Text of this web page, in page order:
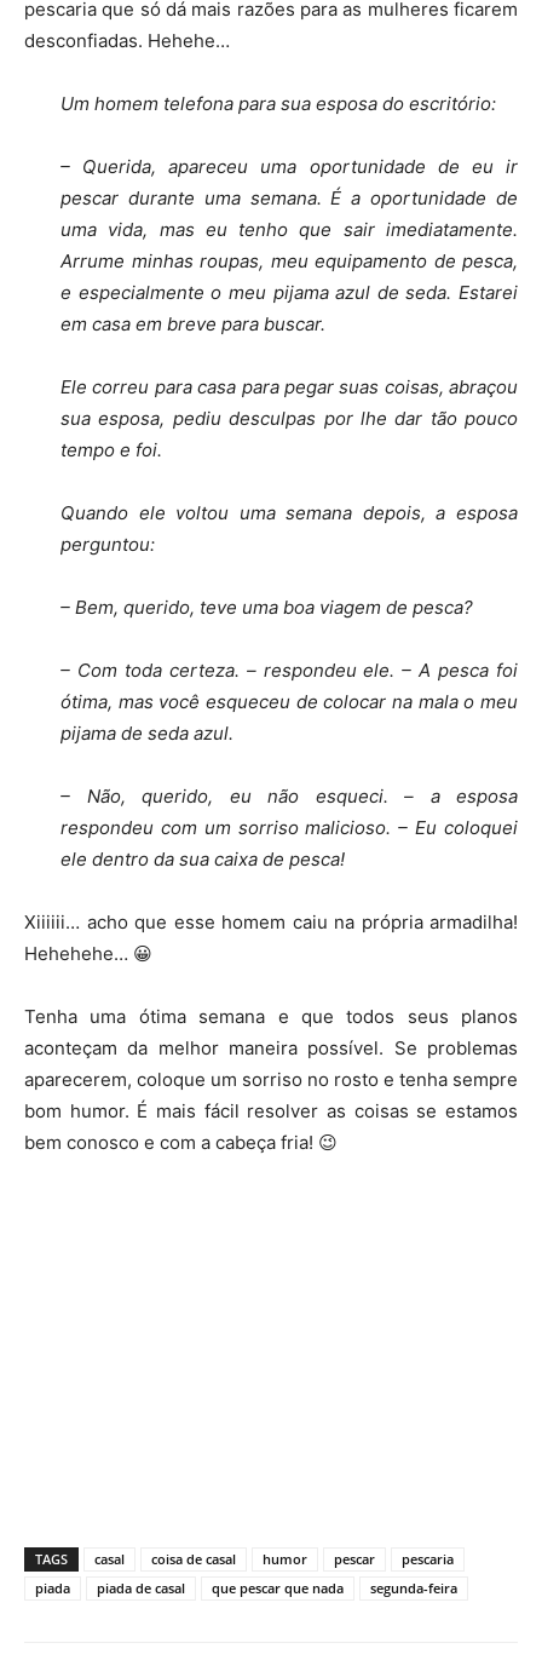
pescaria que só dá mais razões para as mulheres ficarem
desconfiadas. Hehehe…
Um homem telefona para sua esposa do escritório:
– Querida, apareceu uma oportunidade de eu ir
pescar durante uma semana. É a oportunidade de
uma vida, mas eu tenho que sair imediatamente.
Arrume minhas roupas, meu equipamento de pesca,
e especialmente o meu pijama azul de seda. Estarei
em casa em breve para buscar.
Ele correu para casa para pegar suas coisas, abraçou
sua esposa, pediu desculpas por lhe dar tão pouco
tempo e foi.
Quando ele voltou uma semana depois, a esposa
perguntou:
– Bem, querido, teve uma boa viagem de pesca?
– Com toda certeza. – respondeu ele. – A pesca foi
ótima, mas você esqueceu de colocar na mala o meu
pijama de seda azul.
– Não, querido, eu não esqueci. – a esposa
respondeu com um sorriso malicioso. – Eu coloquei
ele dentro da sua caixa de pesca!
Xiiiiii… acho que esse homem caiu na própria armadilha!
Hehehehe… 😀
Tenha uma ótima semana e que todos seus planos
aconteçam da melhor maneira possível. Se problemas
aparecerem, coloque um sorriso no rosto e tenha sempre
bom humor. É mais fácil resolver as coisas se estamos
bem conosco e com a cabeça fria! 😉
TAGS casal coisa de casal humor pescar
pescaria
piada
piada de casal que pescar que nada segunda-feira